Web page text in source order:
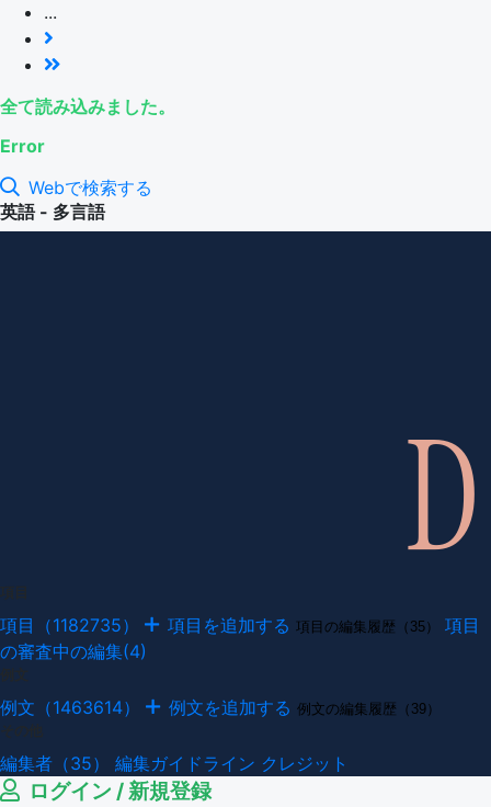
...
全て読み込みました。
Error
Webで検索する
英語 - 多言語
項目（1182735） 項目を追加する 項目の編集履歴（35）
項目
の審査中の編集(4)
例文（1463614） 例文を追加する 例文の編集履歴（39）
編集者（35） 編集ガイドライン クレジット
ログイン / 新規登録